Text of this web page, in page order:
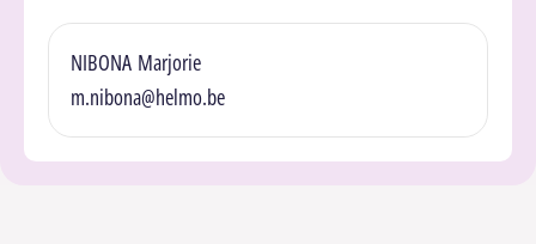
NIBONA Marjorie
m.nibona@helmo.be